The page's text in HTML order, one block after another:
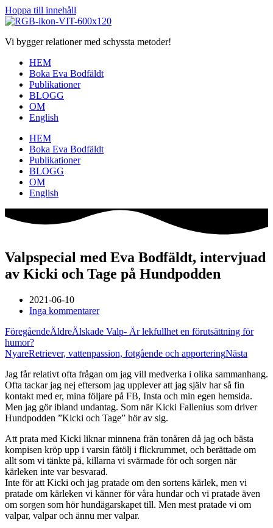
Hoppa till innehåll
Vi bygger relationer med schyssta metoder!
HEM
Boka Eva Bodfäldt
Publikationer
BLOGG
OM
English
HEM
Boka Eva Bodfäldt
Publikationer
BLOGG
OM
English
Valpspecial med Eva Bodfäldt, intervjuad
av Kicki och Tage på Hundpodden
2021-06-10
Inga kommentarer
FöregåendeÄldreÄlskade Valp- Är lekfullhet en förutsättning för
humor?
NyareRetriever, vattenpassion, fotgående och apporteringNästa
Jag får relativt ofta frågan om jag vill medverka i olika sammanhang.
Ofta tackar jag nej eftersom jag upplever att jag själv har så fin
kontakt med er, mina följare på FB, Insta och min egen hemsida.
Men jag gör ibland undantag. Som när Kicki Fallenius som driver
Hundpodden ”Kicki och Tage” hör av sig.
Att prata med Kicki liknar minnena från tonåren då jag och bästa
kompisen kröp upp i varsin fåtölj i flickrummet, och berättade om
allt som vi tänkte på, killarna vi svärmade för och sorgen när
kärleken inte var besvarad.
Inte för att Kicki och jag pratade om den sortens kärlek, men vi
pratade om kärleken vi känner för våra hundar och vi pratade även
om sorgen som hör hundägarskapet till. Men mest pratade vi om
valpar, valpar och ännu mer valpar.